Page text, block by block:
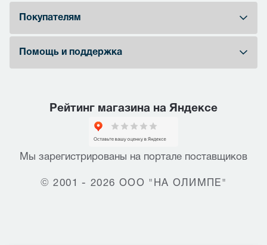
Покупателям
Помощь и поддержка
Рейтинг магазина на Яндексе
Мы зарегистрированы на портале поставщиков
© 2001 - 2026 ООО "НА ОЛИМПЕ"